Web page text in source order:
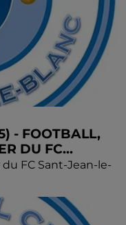
- FOOTBALL,
DU FC...
FC Sant-Jean-le-